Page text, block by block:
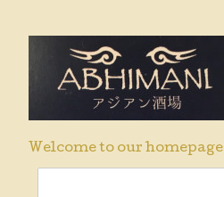
Welcome to our homepage